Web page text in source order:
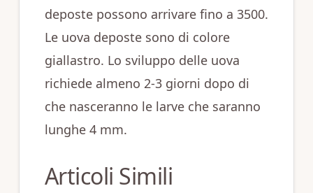
deposte possono arrivare fino a 3500.
Le uova deposte sono di colore
giallastro. Lo sviluppo delle uova
richiede almeno 2-3 giorni dopo di
che nasceranno le larve che saranno
lunghe 4 mm.
Articoli Simili